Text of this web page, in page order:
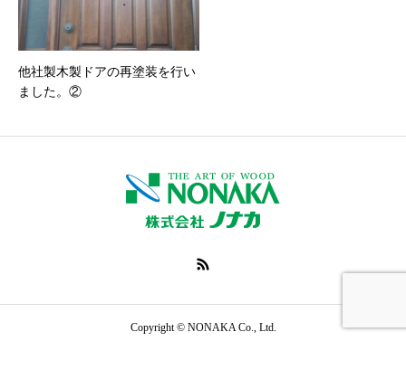
他社製木製ドアの再塗装を行い
ました。②
Copyright © NONAKA Co., Ltd.
オンラインでお問い